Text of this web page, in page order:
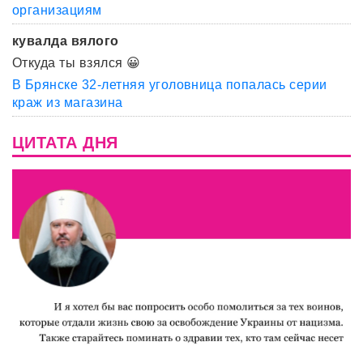
организациям
кувалда вялого
Откуда ты взялся 😀
В Брянске 32-летняя уголовница попалась серии
краж из магазина
ЦИТАТА ДНЯ